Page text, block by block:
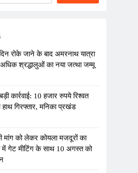
रोके जाने के बाद अमरनाथ यात्रा
श्रद्धालुओं का नया जत्था जम्मू
कार्रवाई: 10 हजार रुपये रिश्वत
गिरफ्तार, मनिका प्रखंड
मांग को लेकर कोयला मजदूरों का
में गेट मीटिंग के साथ 10 अगस्त को